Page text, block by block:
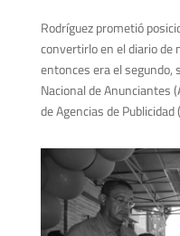
Rodríguez prometió
convertirlo en el diario de
entonces era el segundo,
Nacional de Anunciantes
de Agencias de Publicidad